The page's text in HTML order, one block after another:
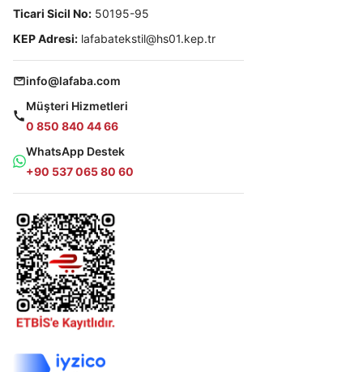
Ticari Sicil No: 50195-95
KEP Adresi: lafabatekstil@hs01.kep.tr
info@lafaba.com
Müşteri Hizmetleri
0 850 840 44 66
WhatsApp Destek
+90 537 065 80 60